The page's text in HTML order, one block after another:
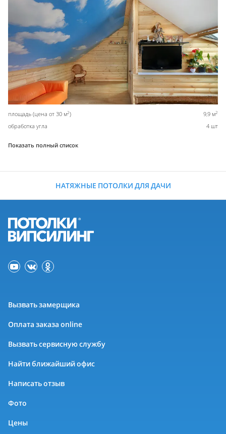
площадь (цена от 30 м2) 9,9 м2
обработка угла 4 шт
Показать полный список
НАТЯЖНЫЕ ПОТОЛКИ ДЛЯ ДАЧИ
Вызвать замерщика
Оплата заказа online
Вызвать сервисную службу
Найти ближайший офис
Написать отзыв
Фото
Цены